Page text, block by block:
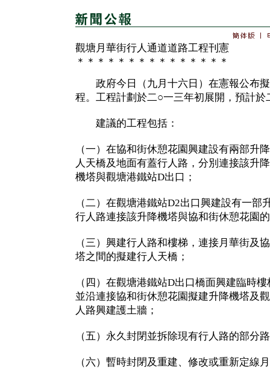
觀塘月華街行人通道道路工程刊憲
＊＊＊＊＊＊＊＊＊＊＊＊＊＊＊
政府今日（九月十六日）在憲報公布擬
程。工程計劃於二○一三年初展開，預計於
建議的工程包括：
（一）在協和街休憩花園興建設有兩部升
人天橋及地面有蓋行人路，分別連接該升
機塔與觀塘港鐵站D出口；
（二）在觀塘港鐵站D2出口興建設有一部
行人路連接該升降機塔與協和街休憩花園
（三）興建行人路和樓梯，連接月華街及
塔之間的擬建行人天橋；
（四）在觀塘港鐵站D出口橋面興建臨時
並沿連接協和街休憩花園擬建升降機塔及
人路興建護土牆；
（五）永久封閉並拆除現有行人路的部分
（六）暫時封閉及重建、修改或重新定線